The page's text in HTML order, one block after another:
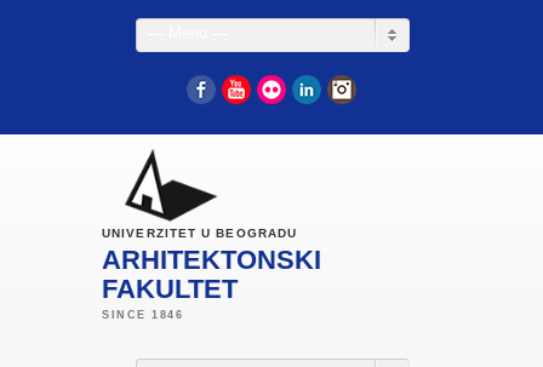
FacebookYouTube
Flickr LinkedIn
UNIVERZITET U BEOGRADU
ARHITEKTONSKI
FAKULTET